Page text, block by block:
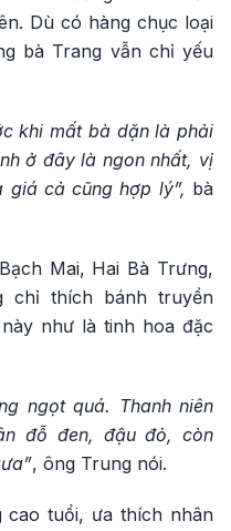
Dù có hàng chục loại
bà Trang vẫn chỉ yếu
khi mất bà dặn là phải
ở đây là ngon nhất, vị
giá cả cũng hợp lý”, bà
Mai, Hai Bà Trưng,
chỉ thích bánh truyền
như là tinh hoa đặc
ngọt quá. Thanh niên
đỗ đen, đậu đỏ, còn
, ông Trung nói.
cao tuổi, ưa thích nhân